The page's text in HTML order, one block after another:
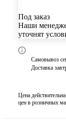
Под заказ
Наши
уточнят
Самовывоз
Доставка
Цена
цен в розничных